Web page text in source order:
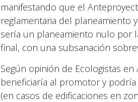
manifestando que el
reglamentaria del planeamiento
sería un planeamiento nulo por
final, con una subsanación
Según opinión de Ecologistas
beneficiaría al promotor y
(en casos de edificaciones en